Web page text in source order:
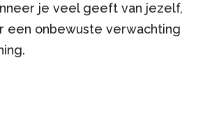
je veel geeft van jezelf,
een onbewuste verwachting